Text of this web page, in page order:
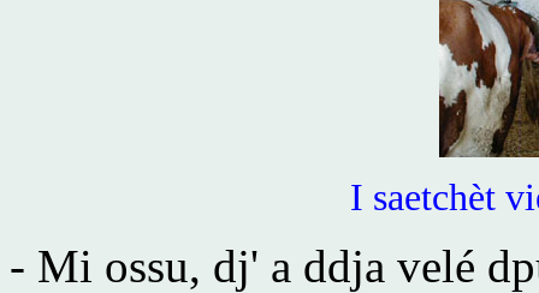
I saetchèt
- Mi ossu, dj' a ddja velé